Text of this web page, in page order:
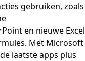
gebruiken, zoals
en nieuwe
Met Microsoft
laatste apps plus